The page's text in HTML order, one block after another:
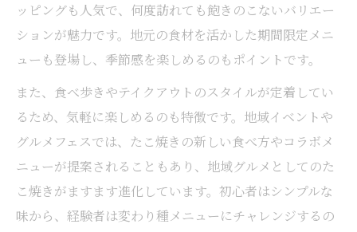
ッピングも人気で、何度訪れても飽きのこないバリエー
ションが魅力です。地元の食材を活かした期間限定メニ
ューも登場し、季節感を楽しめるのもポイントです。
また、食べ歩きやテイクアウトのスタイルが定着してい
るため、気軽に楽しめるのも特徴です。地域イベントや
グルメフェスでは、たこ焼きの新しい食べ方やコラボメ
ニューが提案されることもあり、地域グルメとしてのた
こ焼きがますます進化しています。初心者はシンプルな
味から、経験者は変わり種メニューにチャレンジするの